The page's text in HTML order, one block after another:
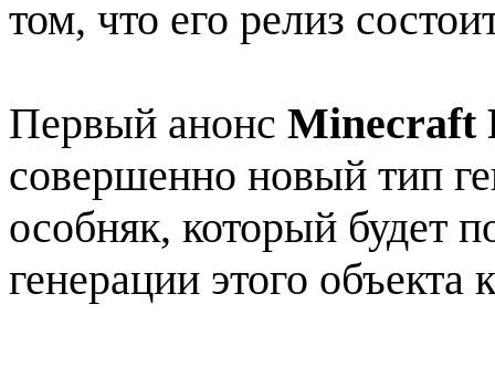
том, что его релиз
Первый анонс Minecraft
совершенно новый тип
особняк, который будет
генерации этого объекта